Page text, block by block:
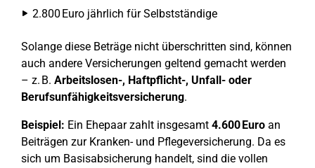
2.800 Euro jährlich für Selbstständige
Solange diese Beträge nicht überschritten sind, können
auch andere Versicherungen geltend gemacht werden
– z. B. Arbeitslosen-, Haftpflicht-, Unfall- oder
Berufsunfähigkeitsversicherung.
Beispiel: Ein Ehepaar zahlt insgesamt 4.600 Euro an
Beiträgen zur Kranken- und Pflegeversicherung. Da es
sich um Basisabsicherung handelt, sind die vollen